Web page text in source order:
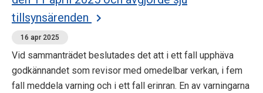
tillsynsärenden
16 apr 2025
Vid sammanträdet beslutades det att i ett fall upphäva
godkännandet som revisor med omedelbar verkan, i fem
fall meddela varning och i ett fall erinran. En av varningarna